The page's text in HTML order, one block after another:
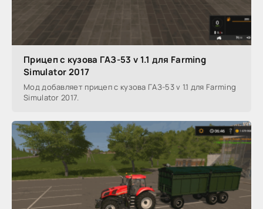
Прицеп с кузова ГАЗ-53 v 1.1 для Farming
Simulator 2017
Мод добавляет прицеп с кузова ГАЗ-53 v 1.1 для Farming
Simulator 2017.